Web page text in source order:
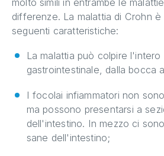
differenze. La malattia di Crohn
seguenti caratteristiche:
La malattia può colpire l'intero
gastrointestinale, dalla bocca
I focolai infiammatori non
ma possono presentarsi a
dell'intestino. In mezzo ci
sane dell'intestino;